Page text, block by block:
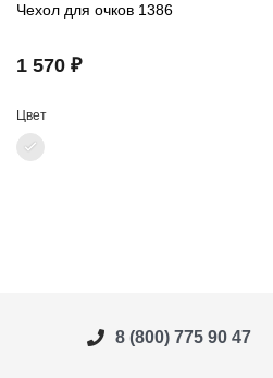
Чехол для очков 1386
1 570 ₽
Цвет
8 (800) 775 90 47